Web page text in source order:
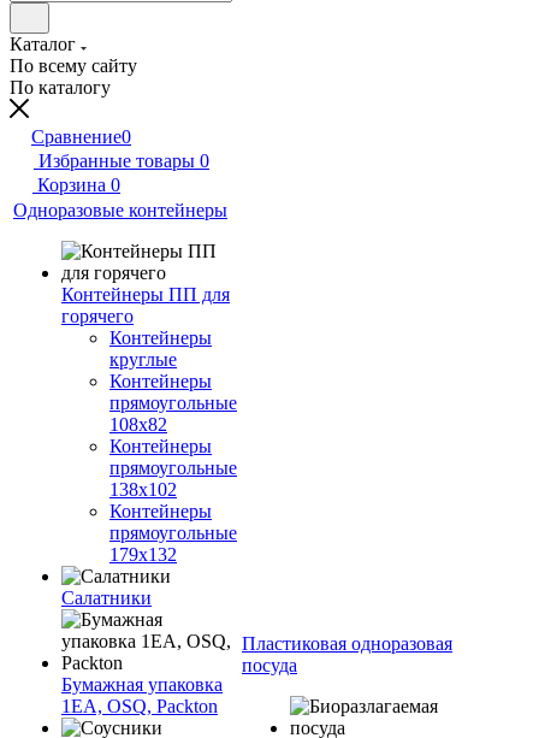
Каталог
По всему сайту
По каталогу
Сравнение0
Избранные товары 0
Корзина 0
Одноразовые контейнеры
Контейнеры ПП для
горячего
Контейнеры
круглые
Контейнеры
прямоугольные
108х82
Контейнеры
прямоугольные
138х102
Контейнеры
прямоугольные
179х132
Салатники
Бумажная упаковка
1ЕА, OSQ, Packton
Пластиковая одноразовая
посуда